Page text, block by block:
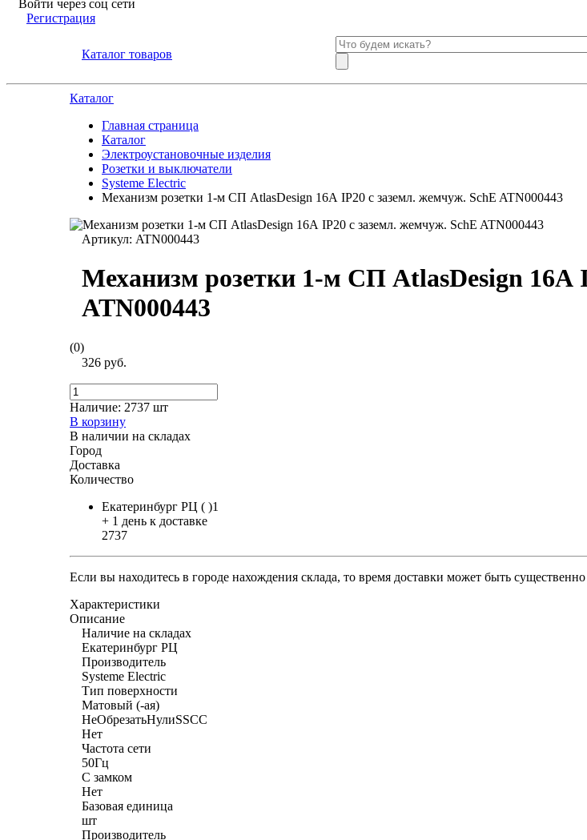
Войти через соц сети
Регистрация
Каталог товаров
Каталог
Главная страница
Каталог
Электроустановочные изделия
Розетки и выключатели
Systeme Electric
Механизм розетки 1-м СП AtlasDesign 16А IP20 с заземл. жемчуж. SchE ATN000443
Артикул: ATN000443
Механизм розетки 1-м СП AtlasDesign 16А
ATN000443
(0)
326 руб.
Наличие: 2737 шт
В корзину
В наличии на складах
Город
Доставка
Количество
Екатеринбург РЦ ( )1
+ 1 день к доставке
2737
Если вы находитесь в городе нахождения склада, то время доставки может быть
Характеристики
Описание
Наличие на складах
Екатеринбург РЦ
Производитель
Systeme Electric
Тип поверхности
Матовый (-ая)
НеОбрезатьНулиSSCC
Нет
Частота сети
50Гц
С замком
Нет
Базовая единица
шт
Производитель